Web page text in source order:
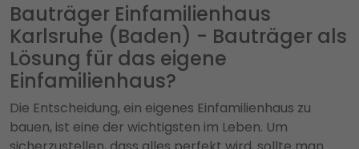
Bauträger Einfamilienhaus
Karlsruhe (Baden) - Bauträger als
Lösung für das eigene
Einfamilienhaus?
Die Entscheidung, ein eigenes Einfamilienhaus zu
bauen, ist eine der wichtigsten im Leben. Um